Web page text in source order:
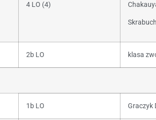
4 LO (4)
2b LO klasa
1b LO Graczyk